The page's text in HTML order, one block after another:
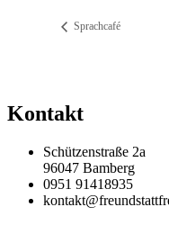
Sprachcafé
Kontakt
Schützenstraße 2a
96047 Bamberg
0951 91418935